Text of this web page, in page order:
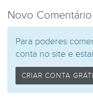
Novo Comentário
Para poderes
conta no site e
CRIAR CONTA